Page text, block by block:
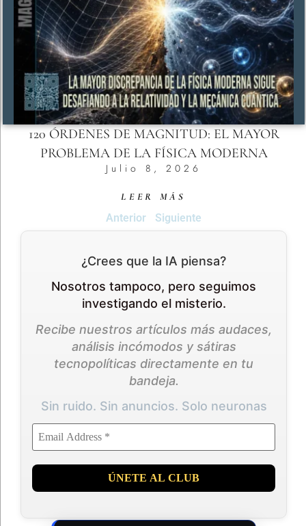
120 ÓRDENES DE MAGNITUD: EL MAYOR
PROBLEMA DE LA FÍSICA MODERNA
Julio 8, 2026
LEER MÁS
Anterior Siguiente
¿Crees que la IA piensa?
Nosotros tampoco, pero seguimos
investigando el misterio.
Recibe nuestros artículos más audaces,
análisis incómodos y sátiras
tecnopolíticas directamente en tu
bandeja.
Sin ruido. Sin anuncios. Solo neuronas